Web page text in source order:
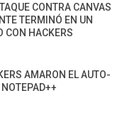
CONTRA CANVAS
TERMINÓ EN UN
CON HACKERS
AMARON EL AUTO-